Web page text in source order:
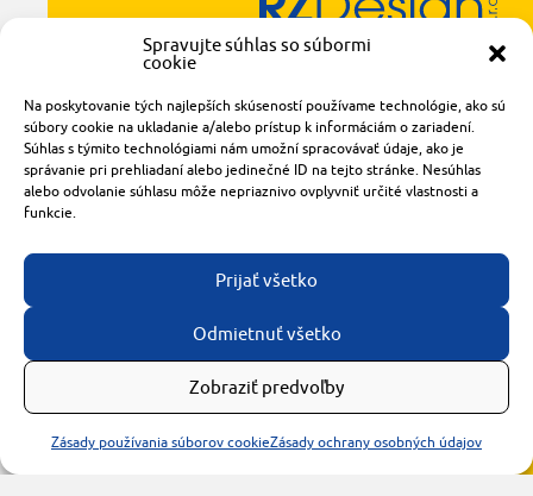
Spravujte súhlas so súbormi
cookie
Na poskytovanie tých najlepších skúseností používame technológie, ako sú
súbory cookie na ukladanie a/alebo prístup k informáciám o zariadení.
Súhlas s týmito technológiami nám umožní spracovávať údaje, ako je
správanie pri prehliadaní alebo jedinečné ID na tejto stránke. Nesúhlas
alebo odvolanie súhlasu môže nepriaznivo ovplyvniť určité vlastnosti a
funkcie.
Prijať všetko
Odmietnuť všetko
Zobraziť predvoľby
Zásady používania súborov cookieZásady ochrany osobných údajov
Radlinského 1611/14
obchod@rzparkety.sk
+421 905 119 087
made with
bytomashalo.com